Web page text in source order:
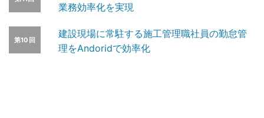
業務効率化を実現
第10回
建設現場に常駐する施工管理職社員の勤怠管
理をAndoridで効率化